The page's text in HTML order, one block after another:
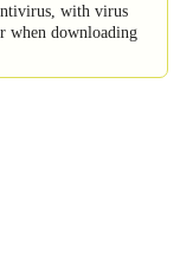
with virus
when downloading